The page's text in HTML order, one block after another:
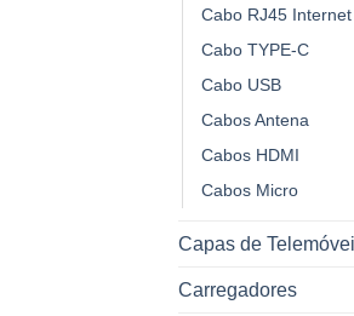
Cabo RJ45 Internet
Cabo TYPE-C
Cabo USB
Cabos Antena
Cabos HDMI
Cabos Micro
Capas de
Carregadores